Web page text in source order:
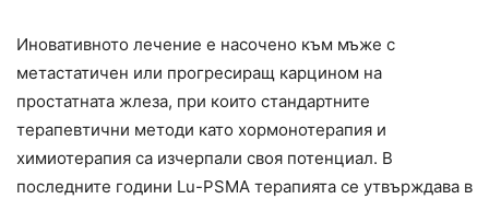
Иновативното лечение е насочено към мъже с
метастатичен или прогресиращ карцином на
простатната жлеза, при които стандартните
терапевтични методи като хормонотерапия и
химиотерапия са изчерпали своя потенциал. В
последните години Lu-PSMA терапията се утвърждава в